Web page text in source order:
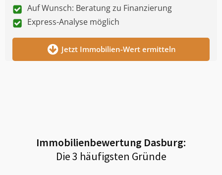
Auf Wunsch: Beratung zu Finanzierung
Express-Analyse möglich
Jetzt Immobilien-Wert ermitteln
Immobilienbewertung Dasburg:
Die 3 häufigsten Gründe